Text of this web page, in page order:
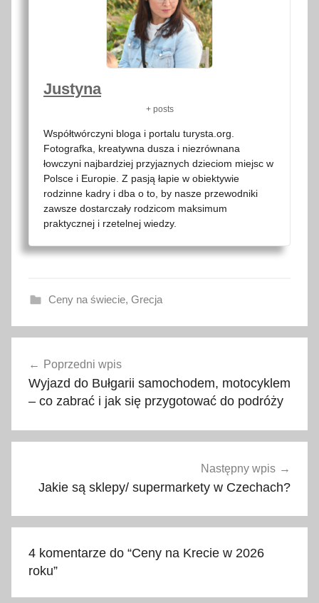
Justyna
+ posts
Współtwórczyni bloga i portalu turysta.org.
Fotografka, kreatywna dusza i niezrównana
łowczyni najbardziej przyjaznych dzieciom miejsc w
Polsce i Europie. Z pasją łapie w obiektywie
rodzinne kadry i dba o to, by nasze przewodniki
zawsze dostarczały rodzicom maksimum
praktycznej i rzetelnej wiedzy.
Ceny na świecie, Grecja
a
l
,
a
l
wpisu
Poprzedni wpis
Wyjazd do Bułgarii samochodem, motocyklem
– co zabrać i jak się przygotować do podróży
Następny wpis
Jakie są sklepy/ supermarkety w Czechach?
4 komentarze do “Ceny na Krecie w 2026
roku”